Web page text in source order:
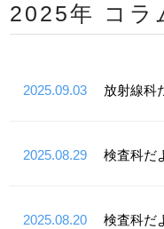
2025年 コラ
2025.09.03 放射線科
2025.08.29 検査科だ
2025.08.20 検査科だ